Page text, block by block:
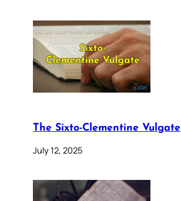
The Sixto-Clementine Vulgate
July 12, 2025